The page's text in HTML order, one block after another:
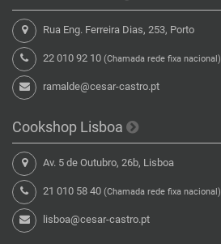
Rua Eng. Ferreira Dias, 253, Porto
22 010 92 10 (Chamada rede fixa nacional)
ramalde@cesar-castro.pt
Cookshop Lisboa
Av. 5 de Outubro, 26b, Lisboa
21 010 58 40 (Chamada rede fixa nacional)
lisboa@cesar-castro.pt